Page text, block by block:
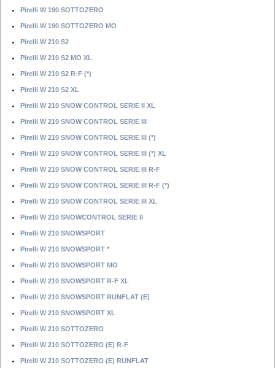
Pirelli W 190 SOTTOZERO
Pirelli W 190 SOTTOZERO MO
Pirelli W 210 S2
Pirelli W 210 S2 MO XL
Pirelli W 210 S2 R-F (*)
Pirelli W 210 S2 XL
Pirelli W 210 SNOW CONTROL SERIE II XL
Pirelli W 210 SNOW CONTROL SERIE III
Pirelli W 210 SNOW CONTROL SERIE III (*)
Pirelli W 210 SNOW CONTROL SERIE III (*) XL
Pirelli W 210 SNOW CONTROL SERIE III R-F
Pirelli W 210 SNOW CONTROL SERIE III R-F (*)
Pirelli W 210 SNOW CONTROL SERIE III XL
Pirelli W 210 SNOWCONTROL SERIE II
Pirelli W 210 SNOWSPORT
Pirelli W 210 SNOWSPORT *
Pirelli W 210 SNOWSPORT MO
Pirelli W 210 SNOWSPORT R-F XL
Pirelli W 210 SNOWSPORT RUNFLAT (E)
Pirelli W 210 SNOWSPORT XL
Pirelli W 210 SOTTOZERO
Pirelli W 210 SOTTOZERO (E) R-F
Pirelli W 210 SOTTOZERO (E) RUNFLAT